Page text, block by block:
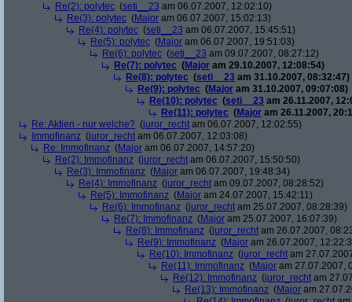
Re(2): polytec (seti__23 am 06.07.2007, 12:02:10)
Re(3): polytec (Major am 06.07.2007, 15:02:13)
Re(4): polytec (seti__23 am 06.07.2007, 15:45:51)
Re(5): polytec (Major am 06.07.2007, 19:51:03)
Re(6): polytec (seti__23 am 09.07.2007, 08:27:12)
Re(7): polytec (Major am 29.10.2007, 12:08:54)
Re(8): polytec (seti__23 am 31.10.2007, 08:32:47)
Re(9): polytec (Major am 31.10.2007, 09:07:08)
Re(10): polytec (seti__23 am 26.11.2007,
Re(11): polytec (Major am 26.11.2007,
Re: Aktien - nur welche? (juror_recht am 06.07.2007, 12:02:55)
Immofinanz (juror_recht am 06.07.2007, 12:03:08)
Re: Immofinanz (Major am 06.07.2007, 14:57:20)
Re(2): Immofinanz (juror_recht am 06.07.2007, 15:50:50)
Re(3): Immofinanz (Major am 06.07.2007, 19:48:34)
Re(4): Immofinanz (juror_recht am 09.07.2007, 08:28:52)
Re(5): Immofinanz (Major am 24.07.2007, 15:42:11)
Re(6): Immofinanz (juror_recht am 25.07.2007, 08:28:39)
Re(7): Immofinanz (Major am 25.07.2007, 16:07:39)
Re(8): Immofinanz (juror_recht am 26.07.2007,
Re(9): Immofinanz (Major am 26.07.2007,
Re(10): Immofinanz (juror_recht am
Re(11): Immofinanz (Major am 27.07.2007,
Re(12): Immofinanz (juror_recht am
Re(13): Immofinanz (Major am